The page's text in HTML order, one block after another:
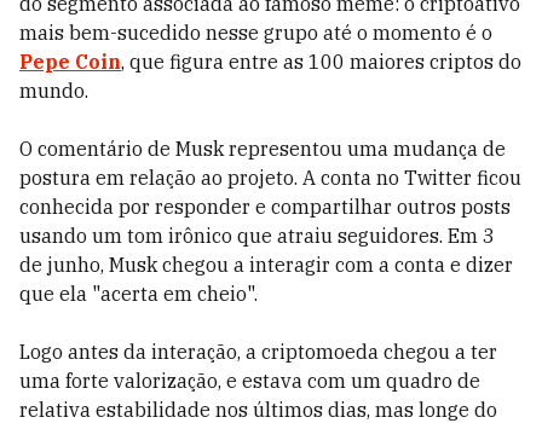
mais bem-sucedido nesse grupo até o momento é o
Pepe Coin, que figura entre as 100 maiores criptos do
mundo.
O comentário de Musk representou uma mudança de
postura em relação ao projeto. A conta no Twitter ficou
conhecida por responder e compartilhar outros posts
usando um tom irônico que atraiu seguidores. Em 3
de junho, Musk chegou a interagir com a conta e dizer
que ela "acerta em cheio".
Logo antes da interação, a criptomoeda chegou a ter
uma forte valorização, e estava com um quadro de
relativa estabilidade nos últimos dias, mas longe do